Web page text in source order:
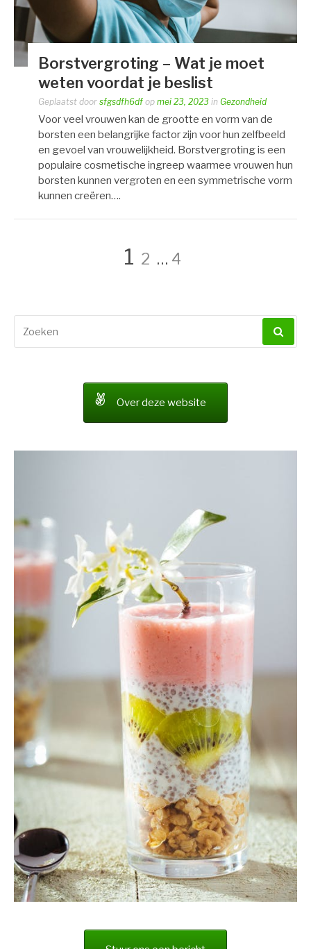
Borstvergroting – Wat je moet
weten voordat je beslist
Geplaatst door sfgsdfh6df op mei 23, 2023 in Gezondheid
Voor veel vrouwen kan de grootte en vorm van de
borsten een belangrijke factor zijn voor hun zelfbeeld
en gevoel van vrouwelijkheid. Borstvergroting is een
populaire cosmetische ingreep waarmee vrouwen hun
borsten kunnen vergroten en een symmetrische vorm
kunnen creëren….
Pagina
1 Pagina
2 … Pagina
4
naar:
Over deze website
RECENTE BERICHTEN
Fysiotherapie Haarlem Centrum: snel de juiste hulp op een
plek die voor je werkt
Hoe krijg je volle wenkbrauwen zonder make-up?
Neustipcorrectie: Echt nodig of hype?
Ontdek de magie van botox voorhoofd behandelingen
Alles wat je moet weten over Saxenda kopen
Naam
Voornaam Achternaam
Reactie of bericht *